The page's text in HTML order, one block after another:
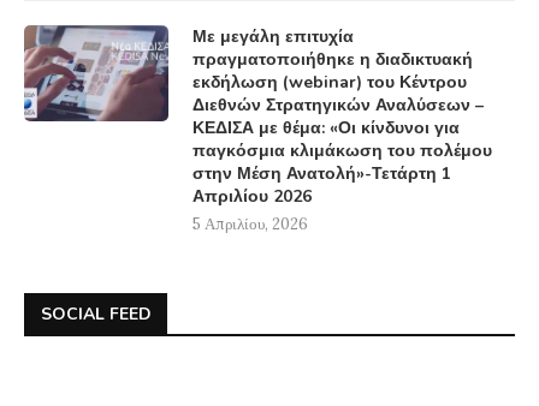
Με μεγάλη επιτυχία
πραγματοποιήθηκε η διαδικτυακή
εκδήλωση (webinar) του Κέντρου
Διεθνών Στρατηγικών Αναλύσεων –
ΚΕΔΙΣΑ με θέμα: «Οι κίνδυνοι για
παγκόσμια κλιμάκωση του πολέμου
στην Μέση Ανατολή»-Τετάρτη 1
Απριλίου 2026
5 Απριλίου, 2026
SOCIAL FEED